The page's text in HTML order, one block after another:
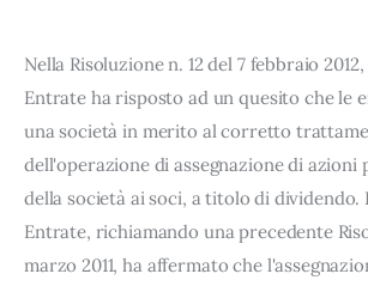
Nella Risoluzione n. 12 del 7 febbraio
Entrate ha risposto ad un quesito che le
una società in merito al corretto
dell'operazione di assegnazione di azioni
della società ai soci, a titolo di dividendo.
Entrate, richiamando una precedente
marzo 2011, ha affermato che